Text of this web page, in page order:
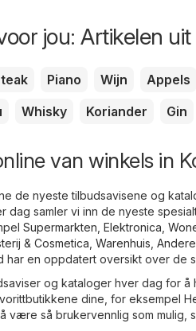
jou: Artikelen
Piano Wijn Appels
Whisky Koriander Gin
van winkels in
de nyeste tilbudsavisene og
dag samler vi inn de nyeste
Supermarkten Elektronica
& Cosmetica Warenhuis Andere
har en oppdatert oversikt over de
og kataloger hver dag for
dine, for eksempel
være så brukervennlig som mulig,